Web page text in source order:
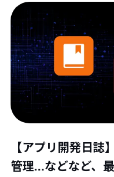
【アプリ開発日誌
管理...などなど、